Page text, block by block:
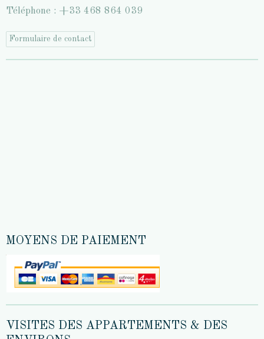
Téléphone : +33 468 864 039
Formulaire de contact
MOYENS DE PAIEMENT
VISITES DES APPARTEMENTS & DES